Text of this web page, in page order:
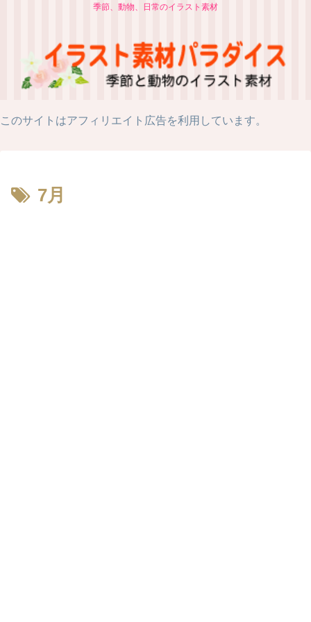
季節、動物、日常のイラスト素材
このサイトはアフィリエイト広告を利用しています。
7月